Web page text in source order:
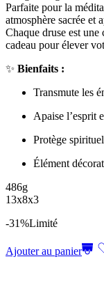
Parfaite pour la
atmosphère sacrée et
Chaque druse est
cadeau pour élever
✨ Bienfaits :
Transmute les
Apaise l’esprit
Protège
Élément
486g
13x8x3
-31%Limité
Ajouter au panier